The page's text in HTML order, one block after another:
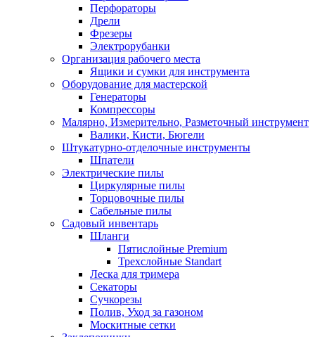
Перфораторы
Дрели
Фрезеры
Электрорубанки
Организация рабочего места
Ящики и сумки для инструмента
Оборудование для мастерской
Генераторы
Компрессоры
Малярно, Измерительно, Разметочный инструмент
Валики, Кисти, Бюгели
Штукатурно-отделочные инструменты
Шпатели
Электрические пилы
Циркулярные пилы
Торцовочные пилы
Сабельные пилы
Садовый инвентарь
Шланги
Пятислойные Premium
Трехслойные Standart
Леска для тримера
Секаторы
Сучкорезы
Полив, Уход за газоном
Москитные сетки